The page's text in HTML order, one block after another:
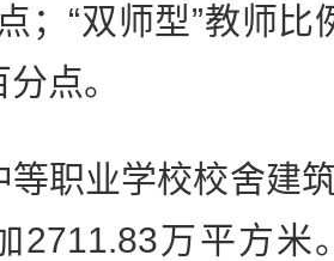
；“双师型”教师
点。
业学校校舍建筑
2711.83万平方米